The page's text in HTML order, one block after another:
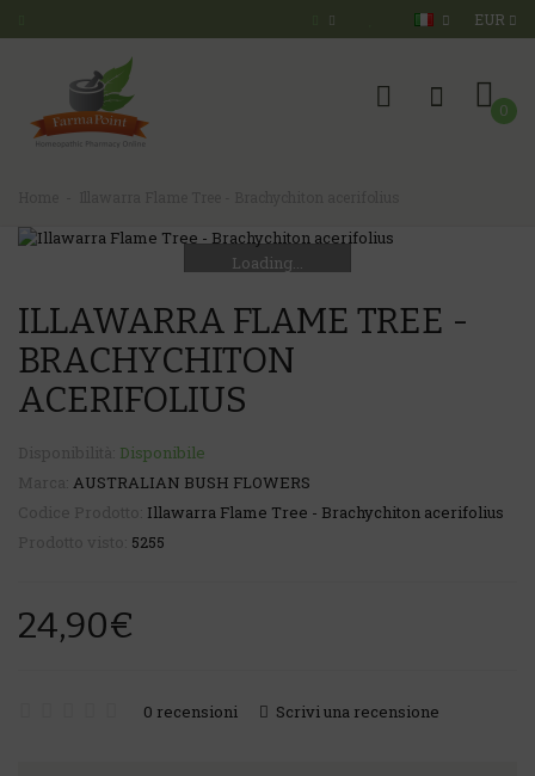
EUR
0
Loading...
ILLAWARRA FLAME TREE -
BRACHYCHITON
ACERIFOLIUS
Disponibile
AUSTRALIAN BUSH FLOWERS
Illawarra Flame Tree - Brachychiton acerifolius
5255
24,90€
0 recensioni Scrivi una recensione